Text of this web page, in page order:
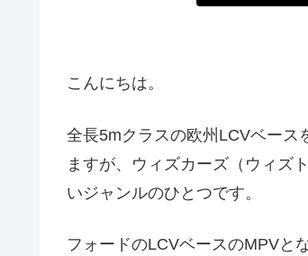
こんにちは。
全長5mクラスの欧州LCVベース
ますが、ウィズカーズ（ウィズ
いジャンルのひとつです。
フォードのLCVベースのMPVと